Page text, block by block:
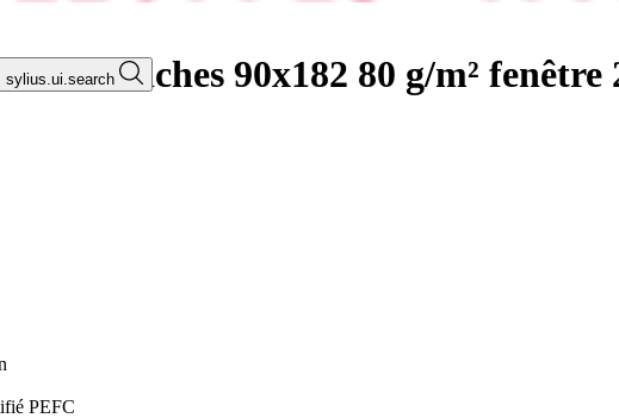
sylius.ui.searchblanches 90x182 80 g/m² fenêtre
PEFC